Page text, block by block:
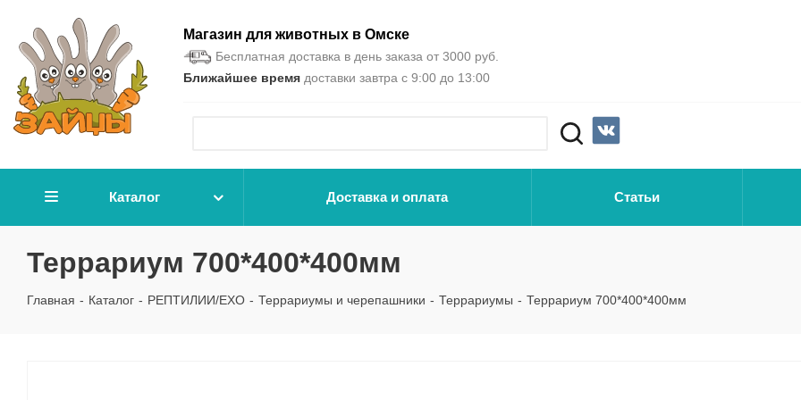
Магазин для животных в Омске
Бесплатная доставка в день заказа от 3000 руб.
Ближайшее время доставки завтра с 9:00 до 13:00
Каталог Доставка и оплата Статьи
Террариум 700*400*400мм
Главная - Каталог - РЕПТИЛИИ/EXO - Террариумы и черепашники - Террариумы - Террариум 700*400*400мм